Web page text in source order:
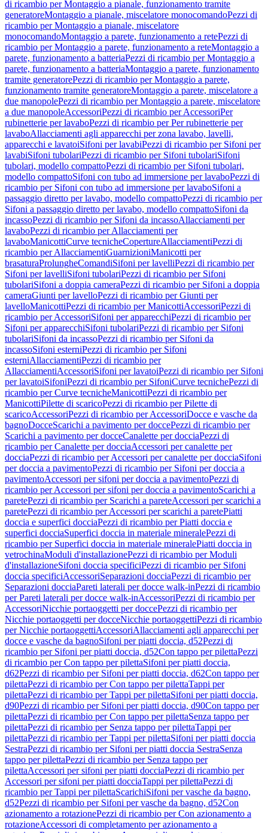
di ricambio per Montaggio a pianale, funzionamento tramite
generatoreMontaggio a pianale, miscelatore monocomandoPezzi di
ricambio per Montaggio a pianale, miscelatore
monocomandoMontaggio a parete, funzionamento a retePezzi di
ricambio per Montaggio a parete, funzionamento a reteMontaggio a
parete, funzionamento a batteriaPezzi di ricambio per Montaggio a
parete, funzionamento a batteriaMontaggio a parete, funzionamento
tramite generatorePezzi di ricambio per Montaggio a parete,
funzionamento tramite generatoreMontaggio a parete, miscelatore a
due manopolePezzi di ricambio per Montaggio a parete, miscelatore
a due manopoleAccessoriPezzi di ricambio per AccessoriPer
rubinetterie per lavaboPezzi di ricambio per Per rubinetterie per
lavaboAllacciamenti agli apparecchi per zona lavabo, lavelli,
apparecchi e lavatoiSifoni per lavabiPezzi di ricambio per Sifoni per
lavabiSifoni tubolariPezzi di ricambio per Sifoni tubolariSifoni
tubolari, modello compattoPezzi di ricambio per Sifoni tubolari,
modello compattoSifoni con tubo ad immersione per lavaboPezzi di
ricambio per Sifoni con tubo ad immersione per lavaboSifoni a
passaggio diretto per lavabo, modello compattoPezzi di ricambio per
Sifoni a passaggio diretto per lavabo, modello compattoSifoni da
incassoPezzi di ricambio per Sifoni da incassoAllacciamenti per
lavaboPezzi di ricambio per Allacciamenti per
lavaboManicottiCurve tecnicheCopertureAllacciamentiPezzi di
ricambio per AllacciamentiGuarnizioniManicotti per
brasaturaProlungheComandiSifoni per lavelliPezzi di ricambio per
Sifoni per lavelliSifoni tubolariPezzi di ricambio per Sifoni
tubolariSifoni a doppia cameraPezzi di ricambio per Sifoni a doppia
cameraGiunti per lavelloPezzi di ricambio per Giunti per
lavelloManicottiPezzi di ricambio per ManicottiAccessoriPezzi di
ricambio per AccessoriSifoni per apparecchiPezzi di ricambio per
Sifoni per apparecchiSifoni tubolariPezzi di ricambio per Sifoni
tubolariSifoni da incassoPezzi di ricambio per Sifoni da
incassoSifoni esterniPezzi di ricambio per Sifoni
esterniAllacciamentiPezzi di ricambio per
AllacciamentiAccessoriSifoni per lavatoiPezzi di ricambio per Sifoni
per lavatoiSifoniPezzi di ricambio per SifoniCurve tecnichePezzi di
ricambio per Curve tecnicheManicottiPezzi di ricambio per
ManicottiPilette di scaricoPezzi di ricambio per Pilette di
scaricoAccessoriPezzi di ricambio per AccessoriDocce e vasche da
bagnoDocceScarichi a pavimento per doccePezzi di ricambio per
Scarichi a pavimento per docceCanalette per docciaPezzi di
ricambio per Canalette per docciaAccessori per canalette per
docciaPezzi di ricambio per Accessori per canalette per docciaSifoni
per doccia a pavimentoPezzi di ricambio per Sifoni per doccia a
pavimentoAccessori per sifoni per doccia a pavimentoPezzi di
ricambio per Accessori per sifoni per doccia a pavimentoScarichi a
paretePezzi di ricambio per Scarichi a pareteAccessori per scarichi a
paretePezzi di ricambio per Accessori per scarichi a paretePiatti
doccia e superfici docciaPezzi di ricambio per Piatti doccia e
superfici docciaSuperfici doccia in materiale mineralePezzi di
ricambio per Superfici doccia in materiale mineralePiatti doccia in
vetrochinaModuli d'installazionePezzi di ricambio per Moduli
d'installazioneSifoni doccia specificiPezzi di ricambio per Sifoni
doccia specificiAccessoriSeparazioni docciaPezzi di ricambio per
Separazioni docciaPareti laterali per docce walk-inPezzi di ricambio
per Pareti laterali per docce walk-inAccessoriPezzi di ricambio per
AccessoriNicchie portaoggetti per doccePezzi di ricambio per
Nicchie portaoggetti per docceNicchie portaoggettiPezzi di ricambio
per Nicchie portaoggettiAccessoriAllacciamenti agli apparecchi per
docce e vasche da bagnoSifoni per piatti doccia, d52Pezzi di
ricambio per Sifoni per piatti doccia, d52Con tappo per pilettaPezzi
di ricambio per Con tappo per pilettaSifoni per piatti doccia,
d62Pezzi di ricambio per Sifoni per piatti doccia, d62Con tappo per
pilettaPezzi di ricambio per Con tappo per pilettaTappi per
pilettaPezzi di ricambio per Tappi per pilettaSifoni per piatti doccia,
d90Pezzi di ricambio per Sifoni per piatti doccia, d90Con tappo per
pilettaPezzi di ricambio per Con tappo per pilettaSenza tappo per
pilettaPezzi di ricambio per Senza tappo per pilettaTappi per
pilettaPezzi di ricambio per Tappi per pilettaSifoni per piatti doccia
SestraPezzi di ricambio per Sifoni per piatti doccia SestraSenza
tappo per pilettaPezzi di ricambio per Senza tappo per
pilettaAccessori per sifoni per piatti docciaPezzi di ricambio per
Accessori per sifoni per piatti docciaTappi per pilettaPezzi di
ricambio per Tappi per pilettaScarichiSifoni per vasche da bagno,
d52Pezzi di ricambio per Sifoni per vasche da bagno, d52Con
azionamento a rotazionePezzi di ricambio per Con azionamento a
rotazioneAccessori di completamento per azionamento a